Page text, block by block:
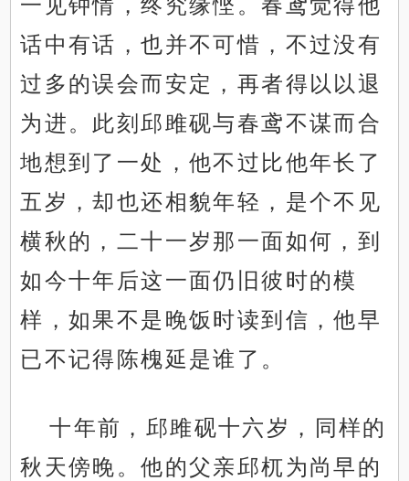
一见钟情，终究缘悭。春鸢觉得他
话中有话，也并不可惜，不过没有
过多的误会而安定，再者得以以退
为进。此刻邱雎砚与春鸢不谋而合
地想到了一处，他不过比他年长了
五岁，却也还相貌年轻，是个不见
横秋的，二十一岁那一面如何，到
如今十年后这一面仍旧彼时的模
样，如果不是晚饭时读到信，他早
已不记得陈槐延是谁了。
十年前，邱雎砚十六岁，同样的
秋天傍晚。他的父亲邱杌为尚早的